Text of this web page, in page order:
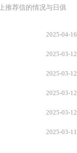
推荐信的情况与日俱
荐信才能避...
2025-04-16
2025-03-12
2025-03-12
2025-03-12
2025-03-12
2025-03-11